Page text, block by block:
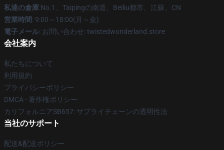
私達の倉庫:No.1、Taipingの南道、Beiliu都市、江蘇、CN
営業時間: 9:00～18:00(月～金)
電子メール: お問い合わせ: twistedwonderland.store
会社案内
私たちについて
利用規約
プライバシーポリシー
DMCA - 著作権ポリシー
カリフォルニアSB657: サプライチェーンの透明性法
当社のサポート
配送&配送ポリシー